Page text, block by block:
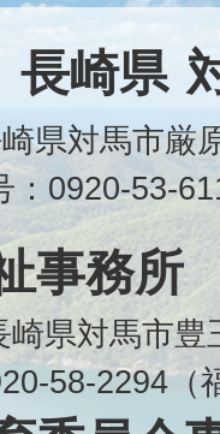
長崎県
県対馬市
：0920-53-
事務所
県対馬市
58-2294（